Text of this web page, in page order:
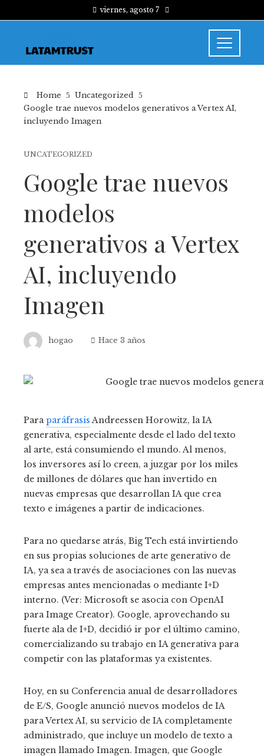
viernes, agosto 7
Home
Uncategorized
Google trae nuevos modelos generativos a Vertex AI,
incluyendo Imagen
UNCATEGORIZED
Google trae nuevos
modelos
generativos a Vertex
AI, incluyendo
Imagen
hogao Hace 3 años
ParaparáfrasisAndreessen Horowitz, la IA
generativa, especialmente desde el lado del texto
al arte, está consumiendo el mundo. Al menos,
los inversores así lo creen, a juzgar por los miles
de millones de dólares que han invertido en
nuevas empresas que desarrollan IA que crea
texto e imágenes a partir de indicaciones.
Para no quedarse atrás, Big Tech está invirtiendo
en sus propias soluciones de arte generativo de
IA, ya sea a través de asociaciones con las nuevas
empresas antes mencionadas o mediante I+D
interno. (Ver: Microsoft se asocia con OpenAI
para Image Creator). Google, aprovechando su
fuerte ala de I+D, decidió ir por el último camino,
comercializando su trabajo en IA generativa para
competir con las plataformas ya existentes.
Hoy, en su Conferencia anual de desarrolladores
de E/S, Google anunció nuevos modelos de IA
para Vertex AI, su servicio de IA completamente
administrado, que incluye un modelo de texto a
imagen llamado Imagen. Imagen, que Google